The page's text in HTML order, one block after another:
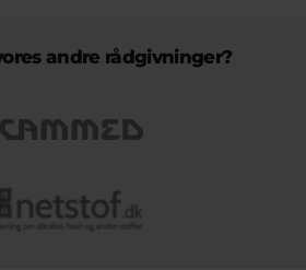
andre rådgivninger?